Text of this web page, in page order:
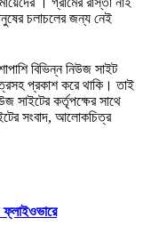
চলাচলের জন্য নেই
বিভিন্ন নিউজ সাইট
প্রকাশ করে থাকি। তাই
সাইটের কর্তৃপক্ষের সাথে
সংবাদ, আলোকচিত্র
ফ্লাইওভারে